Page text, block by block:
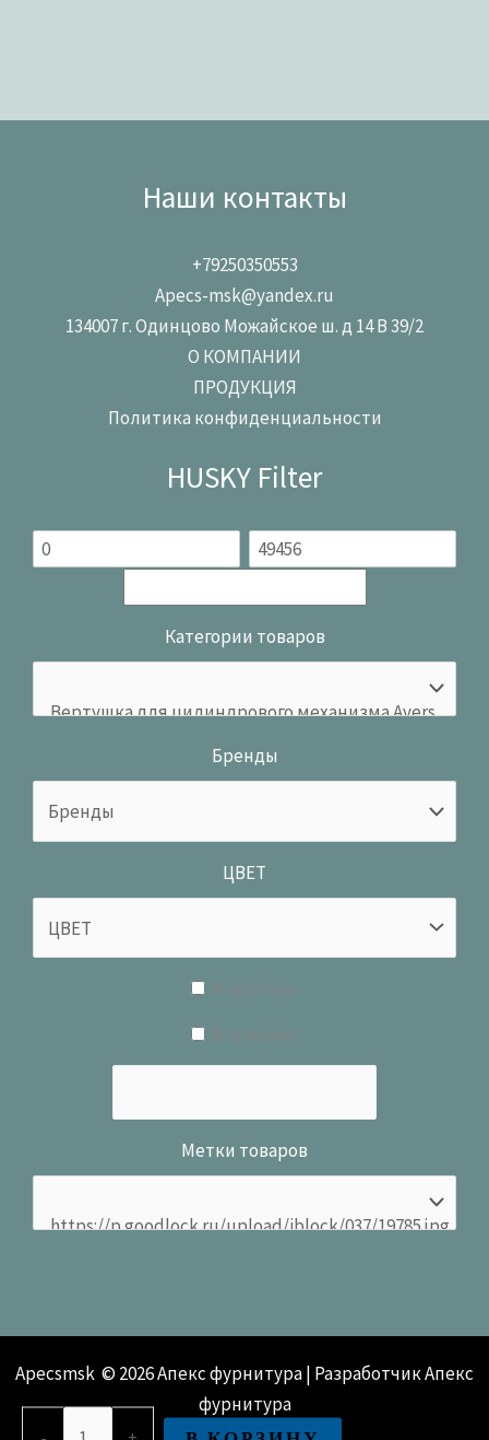
Наши контакты
+79250350553
Apecs-msk@yandex.ru
134007 г. Одинцово Можайское ш. д 14 В 39/2
О КОМПАНИИ
ПРОДУКЦИЯ
Политика конфиденциальности
HUSKY Filter
Категории товаров
Бренды
ЦВЕТ
Метки товаров
Apecsmsk © 2026 Апекс фурнитура | Разработчик Апекс
фурнитура